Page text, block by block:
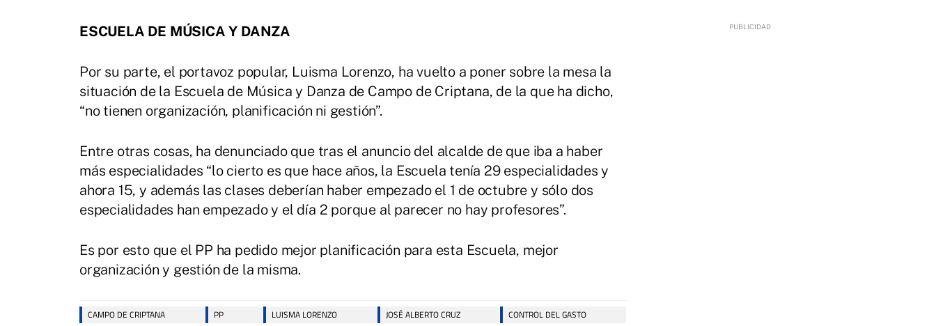
ESCUELA DE MÚSICA Y DANZA
Por su parte, el portavoz popular, Luisma Lorenzo, ha vuelto a poner sobre la mesa la
situación de la Escuela de Música y Danza de Campo de Criptana, de la que ha dicho,
“no tienen organización, planificación ni gestión”.
Entre otras cosas, ha denunciado que tras el anuncio del alcalde de que iba a haber
más especialidades “lo cierto es que hace años, la Escuela tenía 29 especialidades y
ahora 15, y además las clases deberían haber empezado el 1 de octubre y sólo dos
especialidades han empezado y el día 2 porque al parecer no hay profesores”.
Es por esto que el PP ha pedido mejor planificación para esta Escuela, mejor
organización y gestión de la misma.
CAMPO DE CRIPTANA PP LUISMA LORENZO JOSÉ ALBERTO CRUZ CONTROL DEL GASTO